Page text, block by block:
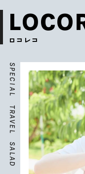
ロコレコ
S
P
E
C
I
A
L
T
R
A
V
E
L
S
A
L
A
D